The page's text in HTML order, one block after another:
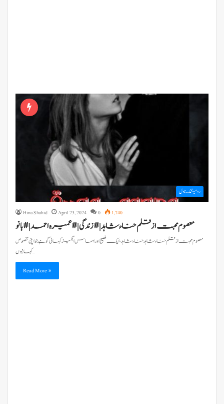
رومینٹک ناول
Hina Shahid April 23, 2024 0 1,740
معصوم محبت از قلم حناء شاہد| #زندگی |#عمیرہ احمد |#بانو
معصوم محبت از قلم حناء شاہد حناء شاہد، ایک فصیح اور احساس انگیز کہانی گو ہے جو اپنی مخصوص
کہانیوں…
Read More »